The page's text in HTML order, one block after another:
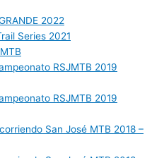
2022
Series 2021
RSJMTB 2019
RSJMTB 2019
San José MTB 2018 –